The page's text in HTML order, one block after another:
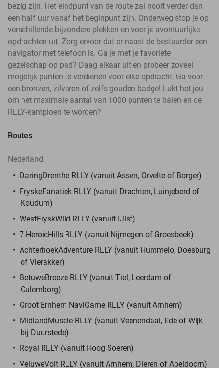
bezig zijn. Het eindpunt van de route zal nooit verder dan
een half uur vanaf het beginpunt zijn. Onderweg stop je op
verschillende bijzondere plekken en voer je avontuurlijke
opdrachten uit. Zorg ervoor dat er naast de bestuurder een
navigator met telefoon is. Ga je met je favoriete
gezelschap op pad? Daag elkaar uit en probeer zoveel
mogelijk punten te verdienen voor elke opdracht. Ga voor
een bronzen, zilveren of zelfs gouden badge! Lukt het jou
om het maximale aantal van 1000 punten te halen en de
RLLY-kampioen te worden?
Routes
Nederland:
DaringDrenthe RLLY (vanuit Assen, Orvelte of Borger)
FryskeFanatiek RLLY (vanuit Drachten, Luinjeberd of
Koudum)
WestFryskWild RLLY (vanuit IJlst)
7-HeroicHills RLLY (vanuit Nijmegen of Groesbeek)
AchterhoekAdventure RLLY (vanuit Hummelo, Doesburg
of Vierakker)
BetuweBreeze RLLY (vanuit Tiel, Leerdam of
Culemborg)
Groot Ernhem NaviGame RLLY (vanuit Arnhem)
MidlandMuscle RLLY (vanuit Veenendaal, Ede of Wijk
bij Duurstede)
Royal RLLY (vanuit Hoog Soeren)
VeluweVolt RLLY (vanuit Arnhem, Dieren of Apeldoorn)